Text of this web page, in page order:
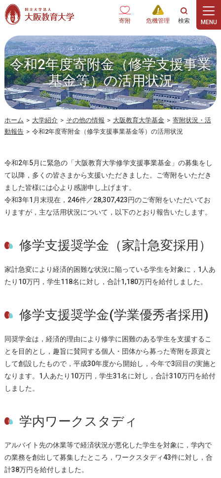
本文へ
寄附 危機管理
令和2年度寄附金（修学支援事業
基金等）の活用状況
ホーム > 大学紹介 > その他の情報 > 大阪教育大学基金 > 寄附状況・活
動報告 > 令和2年度寄附金（修学支援事業基金等）の活用状況
令和2年5月に緊急の「大阪教育大学修学支援事業基金」の募集をし
て以降，多くの皆さまから支援いただきました。ご寄附をいただき
ました皆様には心より感謝申し上げます。
令和3年1月末現在，246件／28,307,423円のご寄附をいただいてお
りますが，主な活用状況について，以下のとおり報告いたします。
修学支援奨学金（家計急変採用）
家計急変により経済的困難な状況に陥っている学生を対象に，1人あ
たり10万円，学生118名に対し，合計1,180万円を給付しました。
修学支援奨学金(学業優秀者採用)
同奨学金は，経済的理由により修学に困難のある学生を支援するこ
とを目的とし，趣旨に賛同する個人・団体から募った寄附を原資と
して創設したもので，平成30年度から開始し，今年で3回目の実施と
なります。1人あたり10万円，学生31名に対し，合計310万円を給付
しました。
学内ワークスタディ
アルバイト先の休業等で経済状況が悪化した学生を対象に，学内で
の業務を創出して募集したところ，ワークスタディ43件に対し，合
計38万円を給付しました。